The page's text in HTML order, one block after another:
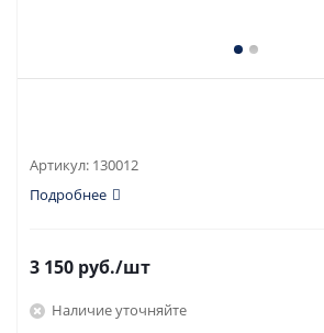
Артикул: 130012
Подробнее
3 150 руб./шт
Наличие уточняйте